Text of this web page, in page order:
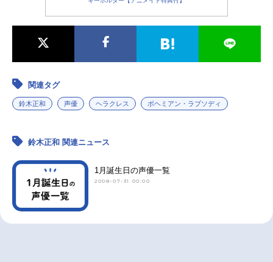
関連タグ
鈴木正和 声優 ヘラクレス ボヘミアン・ラプソディ
鈴木正和 関連ニュース
1月誕生日の声優一覧
2008-07-31 00:00